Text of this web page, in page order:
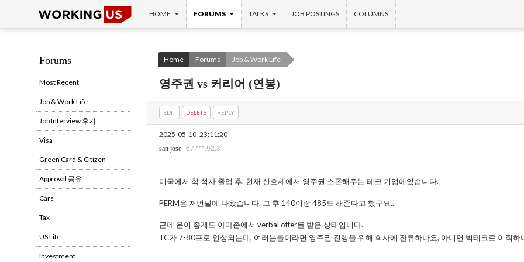
SKIP TO CONTENT
HOME FORUMS TALKS JOB POSTINGS COLUMNS
Home Forums Job & Work Life
영주권 vs 커리어 (연봉)
EDIT DELETE REPLY
2025-05-10 23:11:20
san jose 67.***.92.3
미국에서 학 석사 졸업 후, 현재 산호세에서 영주권 스폰해주는 테크 기업에있습니다.
PERM은 저번달에 나왔습니다. 그 후 140이랑 485도 해준다고 했구요..
근데 운이 좋게도 아마존에서 verbal offer를 받은 상태입니다.
TC가 7-80프로 인상되는데, 여러분들이라면 영주권 진행을 위해 회사에 잔류하나요, 아니면 빅테크로 이직하
Forums
Most Recent
Job & Work Life
Job Interview 후기
Visa
Green Card & Citizen
Approval 공유
Cars
Tax
US Life
Investment